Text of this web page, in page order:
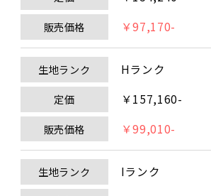
販売価格 ￥97,170-
生地ランク Hランク
定価 ￥157,160-
販売価格 ￥99,010-
生地ランク Iランク